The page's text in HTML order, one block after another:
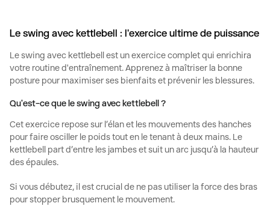
Le swing avec kettlebell : l'exercice ultime de puissance
Le swing avec kettlebell
est un exercice complet qui enrichira
votre routine d'entraînement. Apprenez à maîtriser la bonne
posture pour maximiser ses bienfaits et prévenir les blessures.
Qu'est-ce que le swing avec kettlebell ?
Cet exercice repose sur l’élan et les mouvements des hanches
pour faire osciller le poids tout en le tenant à deux mains. Le
kettlebell
part d’entre les jambes et suit un arc jusqu’à la hauteur
des épaules.
Si vous débutez, il est crucial de ne pas utiliser la force des bras
pour stopper brusquement le mouvement.